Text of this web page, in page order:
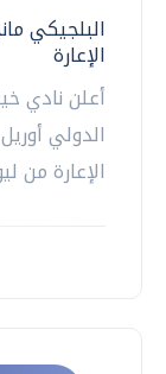
البلجيكي
الإعارة
أعلن نادي
الدولي
الإعارة من